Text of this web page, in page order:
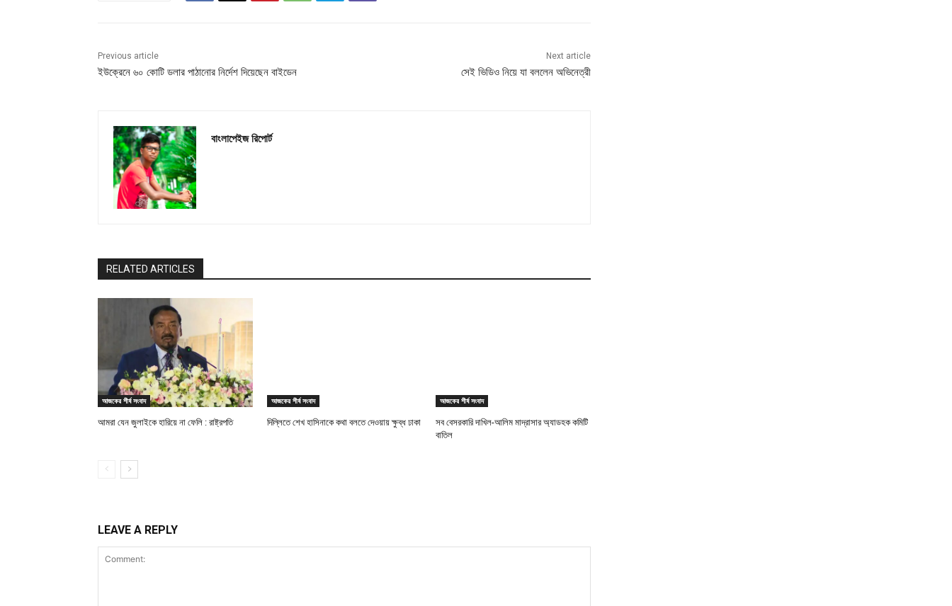
Previous article
ইউক্রেনে ৬০ কোটি ডলার পাঠানোর নির্দেশ দিয়েছেন বাইডেন
Next article
সেই ভিডিও নিয়ে যা বললেন অভিনেত্রী
বাংলাপেইজ রিপোর্ট
RELATED ARTICLES
আজকের শীর্ষ সংবাদ
আমরা যেন জুলাইকে হারিয়ে না ফেলি : রাষ্ট্রপতি
আজকের শীর্ষ সংবাদ
দিল্লিতে শেখ হাসিনাকে কথা বলতে দেওয়ায় ক্ষুব্ধ ঢাকা
আজকের শীর্ষ সংবাদ
সব বেসরকারি দাখিল-আলিম মাদ্রাসার অ্যাডহক কমিটি
বাতিল
LEAVE A REPLY